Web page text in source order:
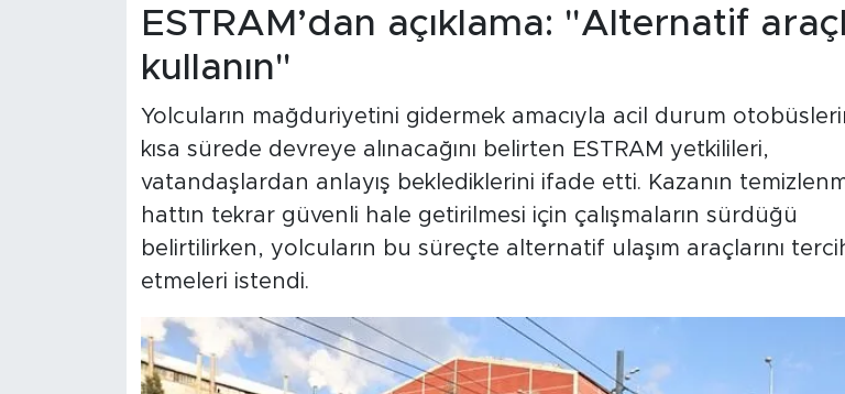
ESTRAM’dan açıklama: "Alternatif
kullanın"
Yolcuların mağduriyetini gidermek amacıyla acil durum
kısa sürede devreye alınacağını belirten ESTRAM yetkilileri,
vatandaşlardan anlayış beklediklerini ifade etti. Kazanın
hattın tekrar güvenli hale getirilmesi için çalışmaların sürdüğü
belirtilirken, yolcuların bu süreçte alternatif ulaşım araçlarını
etmeleri istendi.